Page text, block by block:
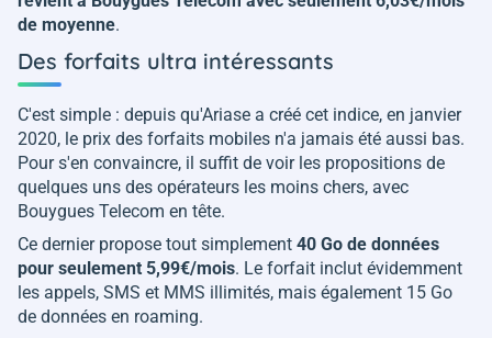
de moyenne.
Des forfaits ultra intéressants
C'est simple : depuis qu'Ariase a créé cet indice, en janvier
2020, le prix des forfaits mobiles n'a jamais été aussi bas.
Pour s'en convaincre, il suffit de voir les propositions de
quelques uns des opérateurs les moins chers, avec
Bouygues Telecom en tête.
Ce dernier propose tout simplement 40 Go de données
pour seulement 5,99€/mois. Le forfait inclut évidemment
les appels, SMS et MMS illimités, mais également 15 Go
de données en roaming.